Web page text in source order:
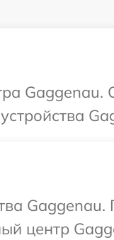
Gaggenau.
Gaggenau.
центр